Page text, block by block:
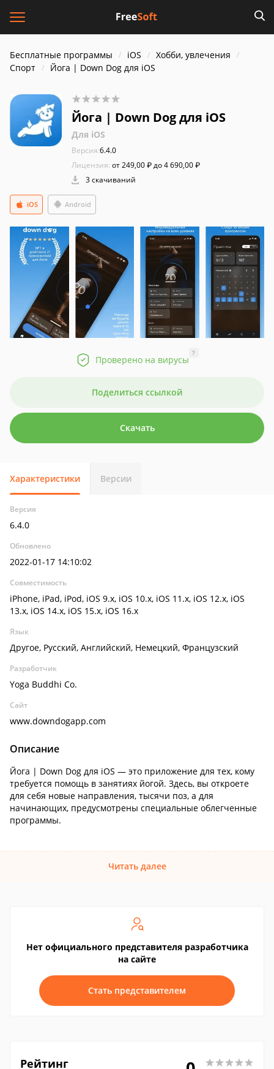
Бесплатные программы iOS
Хобби, увлечения
Спорт
Йога | Down Dog для iOS
Йога | Down Dog для iOS
Для iOS
Версия:6.4.0
Лицензия: от 249,00 ₽ до 4 690,00 ₽
3 скачиваний
Android
iOS
Проверено на вирусы
?
Поделиться ссылкой
Скачать
Характеристики Версии
Версия
6.4.0
Обновлено
2022-01-17 14:10:02
Совместимость
iPhone, iPad, iPod, iOS 9.x, iOS 10.x, iOS 11.x, iOS 12.x, iOS
13.x, iOS 14.x, iOS 15.x, iOS 16.x
Язык
Другое, Русский, Английский, Немецкий, Французский
Разработчик
Yoga Buddhi Co.
Сайт
www.downdogapp.com
Описание
Йога | Down Dog для iOS — это приложение для тех, кому
требуется помощь в занятиях йогой. Здесь, вы откроете
для себя новые направления, тысячи поз, а для
начинающих, предусмотрены специальные облегченные
программы.
Читать далее
Нет официального представителя разработчика
на сайте
Стать представителем
Рейтинг